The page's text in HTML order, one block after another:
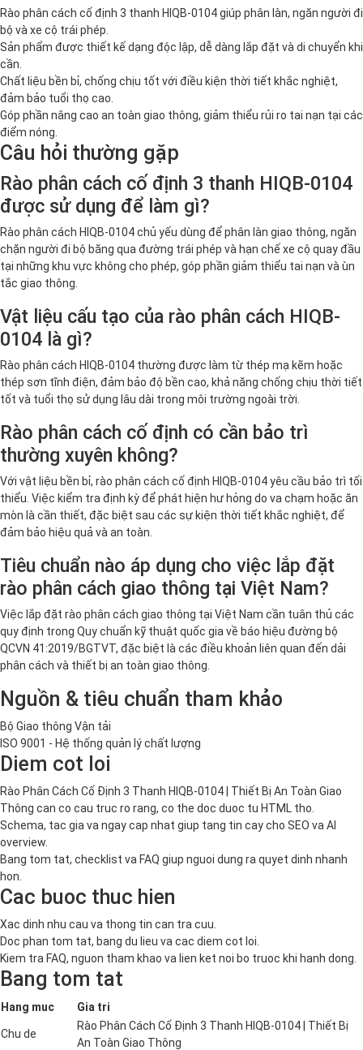
Rào phân cách cố định 3 thanh HIQB-0104 giúp phân làn, ngăn người đi
bộ và xe cộ trái phép.
Sản phẩm được thiết kế dạng độc lập, dễ dàng lắp đặt và di chuyển khi
cần.
Chất liệu bền bỉ, chống chịu tốt với điều kiện thời tiết khắc nghiệt,
đảm bảo tuổi thọ cao.
Góp phần nâng cao an toàn giao thông, giảm thiểu rủi ro tai nạn tại các
điểm nóng.
Câu hỏi thường gặp
Rào phân cách cố định 3 thanh HIQB-0104
được sử dụng để làm gì?
Rào phân cách HIQB-0104 chủ yếu dùng để phân làn giao thông, ngăn
chặn người đi bộ băng qua đường trái phép và hạn chế xe cộ quay đầu
tại những khu vực không cho phép, góp phần giảm thiểu tai nạn và ùn
tắc giao thông.
Vật liệu cấu tạo của rào phân cách HIQB-
0104 là gì?
Rào phân cách HIQB-0104 thường được làm từ thép mạ kẽm hoặc
thép sơn tĩnh điện, đảm bảo độ bền cao, khả năng chống chịu thời tiết
tốt và tuổi thọ sử dụng lâu dài trong môi trường ngoài trời.
Rào phân cách cố định có cần bảo trì
thường xuyên không?
Với vật liệu bền bỉ, rào phân cách cố định HIQB-0104 yêu cầu bảo trì tối
thiểu. Việc kiểm tra định kỳ để phát hiện hư hỏng do va chạm hoặc ăn
mòn là cần thiết, đặc biệt sau các sự kiện thời tiết khắc nghiệt, để
đảm bảo hiệu quả và an toàn.
Tiêu chuẩn nào áp dụng cho việc lắp đặt
rào phân cách giao thông tại Việt Nam?
Việc lắp đặt rào phân cách giao thông tại Việt Nam cần tuân thủ các
quy định trong Quy chuẩn kỹ thuật quốc gia về báo hiệu đường bộ
QCVN 41:2019/BGTVT, đặc biệt là các điều khoản liên quan đến dải
phân cách và thiết bị an toàn giao thông.
Nguồn & tiêu chuẩn tham khảo
Bộ Giao thông Vận tải
ISO 9001 - Hệ thống quản lý chất lượng
Diem cot loi
Rào Phân Cách Cố Định 3 Thanh HIQB-0104 | Thiết Bị An Toàn Giao
Thông can co cau truc ro rang, co the doc duoc tu HTML tho.
Schema, tac gia va ngay cap nhat giup tang tin cay cho SEO va AI
overview.
Bang tom tat, checklist va FAQ giup nguoi dung ra quyet dinh nhanh
hon.
Cac buoc thuc hien
Xac dinh nhu cau va thong tin can tra cuu.
Doc phan tom tat, bang du lieu va cac diem cot loi.
Kiem tra FAQ, nguon tham khao va lien ket noi bo truoc khi hanh dong.
Bang tom tat
Hang muc Gia tri
Chu de
Rào Phân Cách Cố Định 3 Thanh HIQB-0104 | Thiết Bị
An Toàn Giao Thông